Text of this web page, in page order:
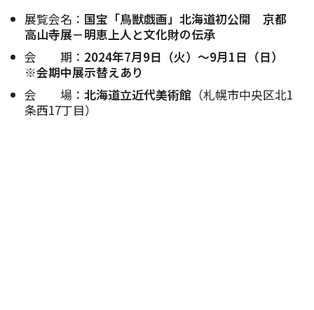
展覧会名： 国宝「鳥獣戯画」北海道初公開 京都
高山寺展－明恵上人と文化財の伝承
会 期： 2024年7月9日（火）～9月1日（日）
※会期中展示替えあり
会 場： 北海道立近代美術館 （札幌市中央区北1
条西17丁目）